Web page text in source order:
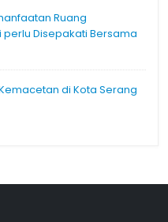
Ruang
Disepakati Bersama
di Kota Serang